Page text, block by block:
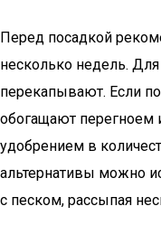
Перед посадкой
несколько недель.
перекапывают. Если
обогащают
удобрением в
альтернативы можно
с песком, рассыпая